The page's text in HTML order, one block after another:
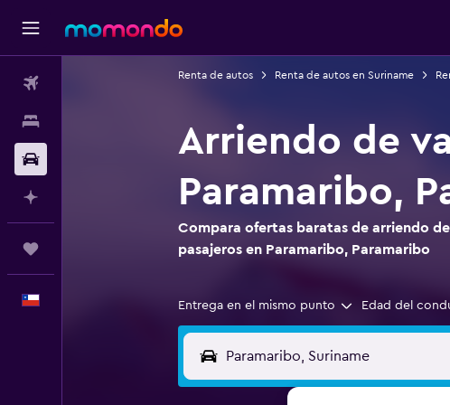
Renta de autos Renta de autos en Suriname
Arriendo de
Paramaribo,
Compara ofertas baratas de arriendo
pasajeros en Paramaribo, Paramaribo
Entrega en el mismo punto Edad del